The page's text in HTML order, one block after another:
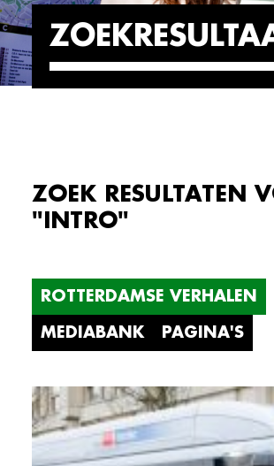
ZOEK RESULTATEN
"INTRO"
ROTTERDAMSE VERHALEN
MEDIABANK PAGINA'S